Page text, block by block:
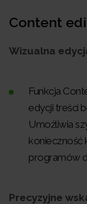
Content
Wizualna
Funkcja
edycji treści
Umożliwia
konieczność
programów
Precyzyjne